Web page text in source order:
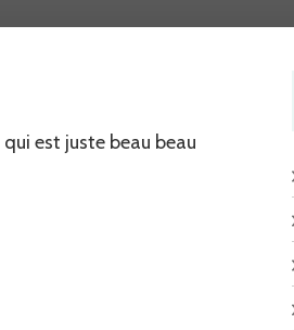
qui est juste beau beau